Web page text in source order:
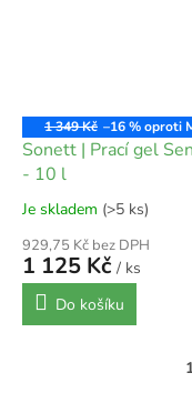
1 349 Kč –16 %
Sonett | Prací gel
- 10 l
Je skladem (>5 ks)
929,75 Kč bez DPH
1 125 Kč / ks
Do košíku